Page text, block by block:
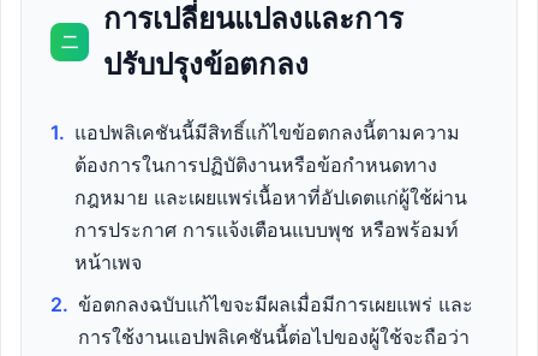
二
การเปลี่ยนแปลงและการ
ปรับปรุงข้อตกลง
1. แอปพลิเคชันนี้มีสิทธิ์แก้ไขข้อตกลงนี้ตามความ
ต้องการในการปฏิบัติงานหรือข้อกำหนดทาง
กฎหมาย และเผยแพร่เนื้อหาที่อัปเดตแก่ผู้ใช้ผ่าน
การประกาศ การแจ้งเตือนแบบพุช หรือพร้อมท์
หน้าเพจ
2. ข้อตกลงฉบับแก้ไขจะมีผลเมื่อมีการเผยแพร่ และ
การใช้งานแอปพลิเคชันนี้ต่อไปของผู้ใช้จะถือว่า